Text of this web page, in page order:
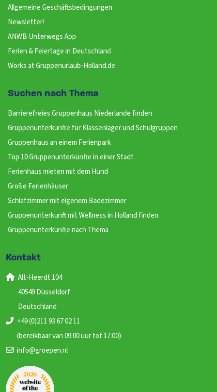
Allgemeine Geschäftsbedingungen
Newsletter!
ANWB Unterwegs App
Ferien & Feiertage in Deutschland
Works at Gruppenurlaub-Holland.de
Suchen nach Thema
Barrierefreies Gruppenhaus Niederlande finden
Gruppenunterkünfte für Klassenlager und Schulgruppen
Gruppenhaus an einem Ferienpark
Top 10 Gruppenunterkünfte in einer Stadt
Ferienhaus mieten mit dem Hund
Große Ferienhäuser
Schlafzimmer mit eigenem Badezimmer
Gruppenunterkunft mit Wellness in Holland finden
Gruppenunterkünfte nach Thema
Kontakt
Alt-Heerdt 104
40549 Düsseldorf
Deutschland
+49 (0)211 93 67 02 11
(bereikbaar van 09:00 uur tot 17:00)
info@groepen.nl